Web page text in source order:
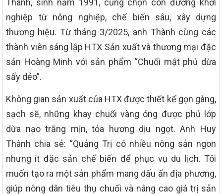
nghiệp từ nông nghiệp, chế biến sâu, xây dựng
thương hiệu. Từ tháng 3/2025, anh Thành cùng các
thành viên sáng lập HTX Sản xuất và thương mại đặc
sản Hoàng Minh với sản phẩm “Chuối mật phủ dừa
sấy dẻo”.
Không gian sản xuất của HTX được thiết kế gọn gàng,
sạch sẽ, những khay chuối vàng óng được phủ lớp
dừa nạo trắng mịn, tỏa hương dịu ngọt. Anh Huy
Thành chia sẻ: “Quảng Trị có nhiều nông sản ngon
nhưng ít đặc sản chế biến để phục vụ du lịch. Tôi
muốn tạo ra một sản phẩm mang dấu ấn địa phương,
giúp nông dân tiêu thụ chuối và nâng cao giá trị sản